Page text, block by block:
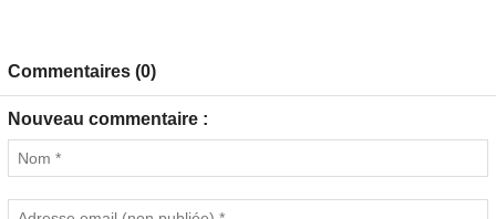
Commentaires (0)
Nouveau commentaire :